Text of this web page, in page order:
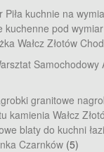
kuchnie na
kuchenne pod
Wałcz Złotów
granitowe
kamienia Wałcz
blaty do kuchni
Czarnków (5)